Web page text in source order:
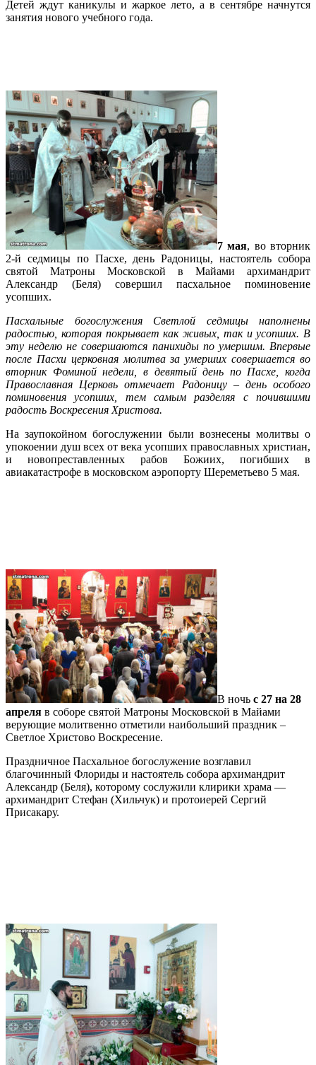
Детей ждут каникулы и жаркое лето, а в сентябре начнутся
занятия нового учебного года.
7 мая, во вторник
2-й седмицы по Пасхе, день Радоницы, настоятель собора
святой Матроны Московской в Майами архимандрит
Александр (Беля) совершил пасхальное поминовение
усопших.
Пасхальные богослужения Светлой седмицы наполнены
радостью, которая покрывает как живых, так и усопших. В
эту неделю не совершаются панихиды по умершим. Впервые
после Пасхи церковная молитва за умерших совершается во
вторник Фоминой недели, в девятый день по Пасхе, когда
Православная Церковь отмечает Радоницу – день особого
поминовения усопших, тем самым разделяя с почившими
радость Воскресения Христова.
На заупокойном богослужении были вознесены молитвы о
упокоении душ всех от века усопших православных христиан,
и новопреставленных рабов Божиих, погибших в
авиакатастрофе в московском аэропорту Шереметьево 5 мая.
В ночь с 27 на 28
апреля в соборе святой Матроны Московской в Майами
верующие молитвенно отметили наибольший праздник –
Светлое Христово Воскресение.
Праздничное Пасхальное богослужение возглавил
благочинный Флориды и настоятель собора архимандрит
Александр (Беля), которому сослужили клирики храма —
архимандрит Стефан (Хильчук) и протоиерей Сергий
Присакару.